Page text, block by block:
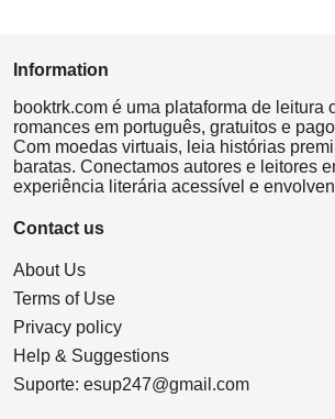
Information
booktrk.com é uma plataforma de leitura
romances em português, gratuitos e
Com moedas virtuais, leia histórias
baratas. Conectamos autores e leitores
experiência literária acessível e
Contact us
About Us
Terms of Use
Privacy policy
Help & Suggestions
Suporte: esup247@gmail.com